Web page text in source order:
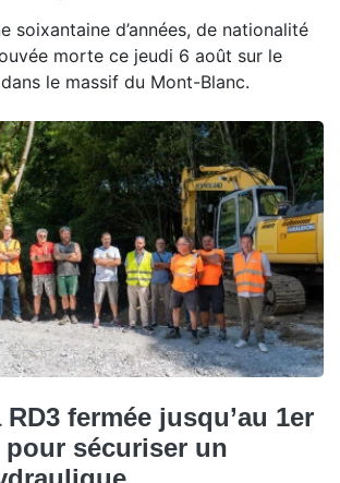
soixantaine d’années, de nationalité
morte ce jeudi 6 août sur le
le massif du Mont-Blanc.
fermée jusqu’au 1er
pour sécuriser un